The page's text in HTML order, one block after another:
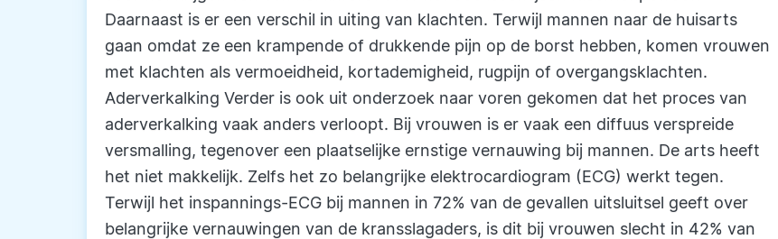
Daarnaast is er een verschil in uiting van klachten. Terwijl mannen naar de huisarts
gaan omdat ze een krampende of drukkende pijn op de borst hebben, komen vrouwen
met klachten als vermoeidheid, kortademigheid, rugpijn of overgangsklachten.
Aderverkalking Verder is ook uit onderzoek naar voren gekomen dat het proces van
aderverkalking vaak anders verloopt. Bij vrouwen is er vaak een diffuus verspreide
versmalling, tegenover een plaatselijke ernstige vernauwing bij mannen. De arts heeft
het niet makkelijk. Zelfs het zo belangrijke elektrocardiogram (ECG) werkt tegen.
Terwijl het inspannings-ECG bij mannen in 72% van de gevallen uitsluitsel geeft over
belangrijke vernauwingen van de kransslagaders, is dit bij vrouwen slecht in 42% van